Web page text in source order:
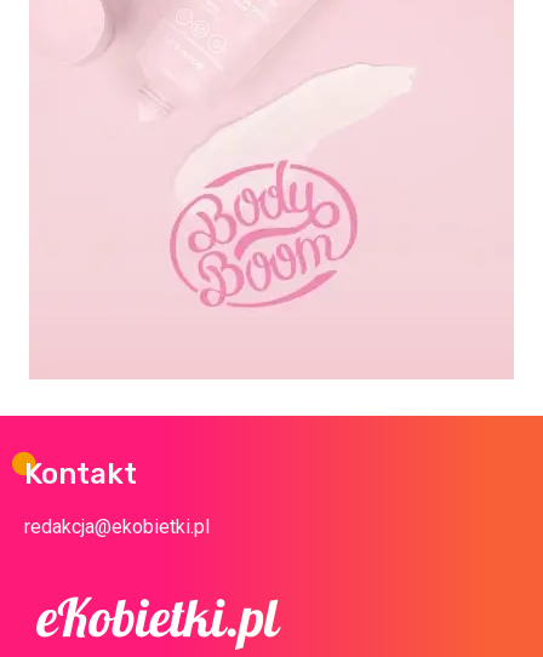
Kontakt
redakcja@ekobietki.pl